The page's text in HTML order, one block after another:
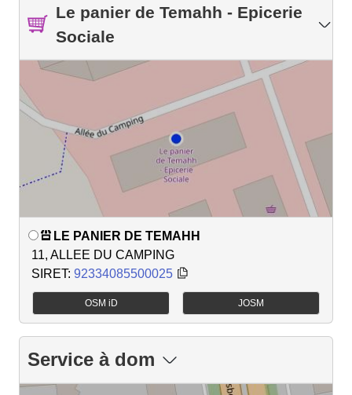
Le panier de Temahh - Epicerie
Sociale
LE PANIER DE TEMAHH
11, ALLEE DU CAMPING
SIRET: 92334085500025
OSM iD JOSM
Service à dom